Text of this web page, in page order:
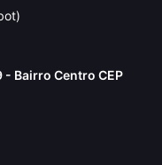
Bairro Centro CEP